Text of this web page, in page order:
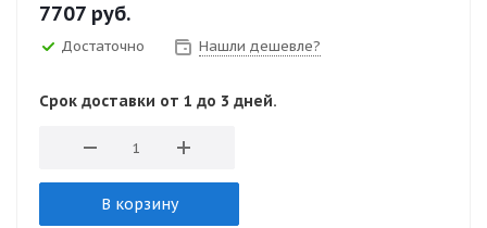
7707 руб.
Достаточно Нашли дешевле?
Срок доставки от 1 до 3 дней.
В корзину